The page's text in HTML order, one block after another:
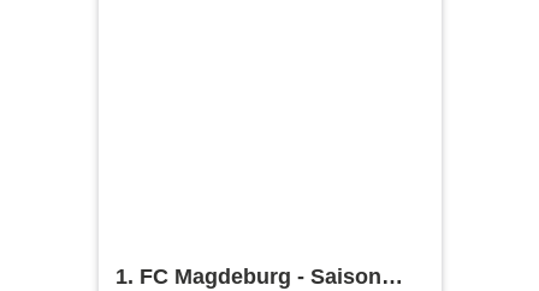
1. FC Magdeburg - Saison